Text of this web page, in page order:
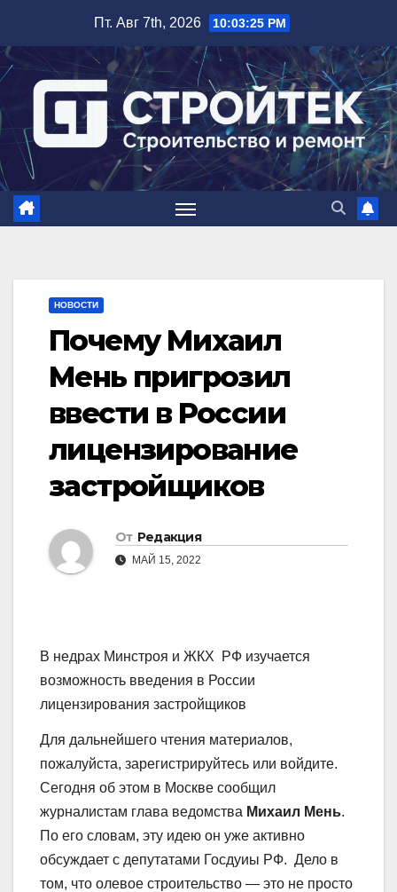
содержимому
Пт. Авг 7th, 2026 10:03:26 PM
НОВОСТИ
Почему Михаил
Мень пригрозил
ввести в России
лицензирование
застройщиков
От Редакция
МАЙ 15, 2022
В недрах Минстроя и ЖКХ РФ изучается
возможность введения в России
лицензирования застройщиков
Для дальнейшего чтения материалов,
пожалуйста, зарегистрируйтесь или войдите.
Сегодня об этом в Москве сообщил
журналистам глава ведомства Михаил Мень.
По его словам, эту идею он уже активно
обсуждает с депутатами Госдуиы РФ. Дело в
том, что олевое строительство — это не просто